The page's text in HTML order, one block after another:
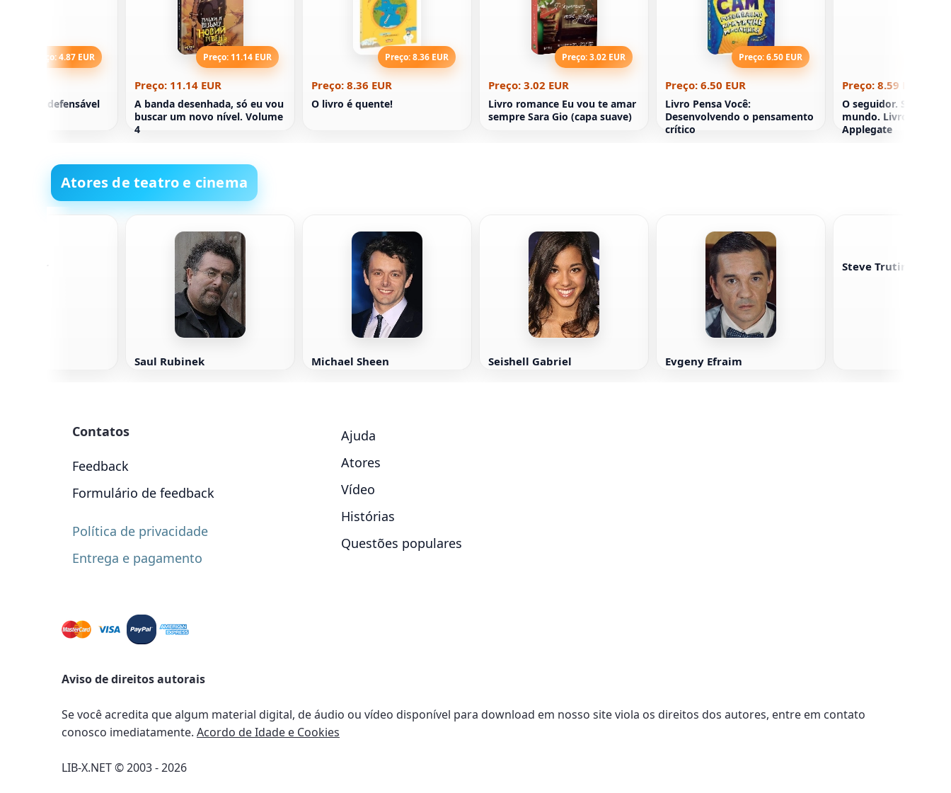
Preço: 4.87 EUR
Indefensável
Preço: 11.14 EUR
Preço: 11.14 EUR
A banda desenhada, só eu vou
buscar um novo nível. Volume
4
Preço: 8.36 EUR
Preço: 8.36 EUR
O livro é quente!
Preço: 3.02 EUR
Preço: 3.02 EUR
Livro romance Eu vou te amar
sempre Sara Gio (capa suave)
Preço: 6.50 EUR
Preço: 6.50 EUR
Livro Pensa Você:
Desenvolvendo o pensamento
crítico
Preço: 8.59 EUR
O seguidor. Sozinha
mundo. Livro 1
Applegate
Atores de teatro e cinema
Saul Rubinek Michael Sheen Seishell Gabriel Evgeny Efraim
Steve Trutin
Contatos
Feedback
Formulário de feedback
Política de privacidade
Entrega e pagamento
Ajuda
Atores
Vídeo
Histórias
Questões populares
Aviso de direitos autorais
Se você acredita que algum material digital, de áudio ou vídeo disponível para download em nosso site viola os direitos dos autores, entre em contato
conosco imediatamente. Acordo de Idade e Cookies
LIB-X.NET © 2003 - 2026